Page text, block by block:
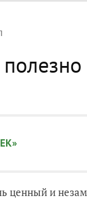
ценный и